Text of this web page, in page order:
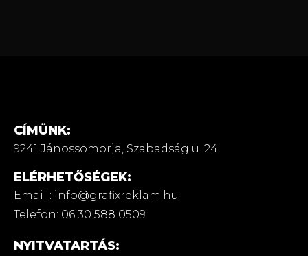
CÍMÜNK:
9241 Jánossomorja, Szabadság u. 24.
ELÉRHETŐSÉGEK:
Email : info@grafixreklam.hu
Telefon: 06 30 588 0509
NYITVATARTÁS: